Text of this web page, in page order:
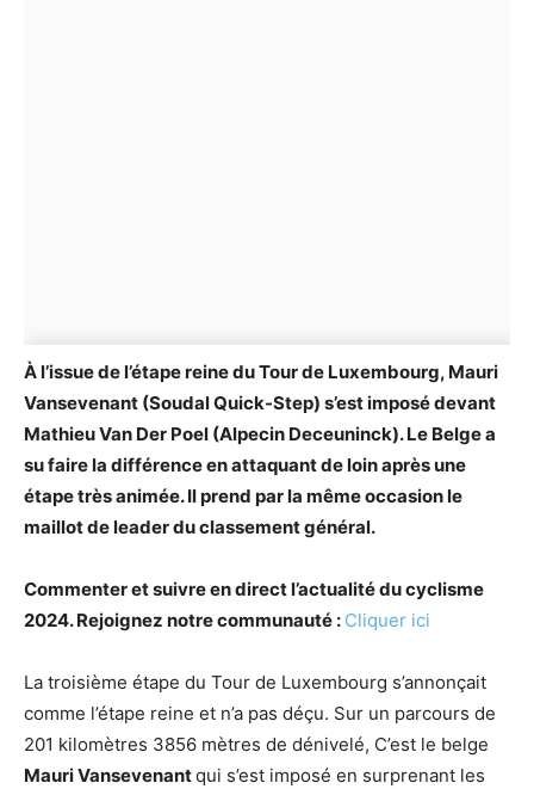
À l’issue de l’étape reine du Tour de Luxembourg, Mauri
Vansevenant (Soudal Quick-Step) s’est imposé devant
Mathieu Van Der Poel (Alpecin Deceuninck). Le Belge a
su faire la différence en attaquant de loin après une
étape très animée. Il prend par la même occasion le
maillot de leader du classement général.
Commenter et suivre en direct l’actualité du cyclisme
2024. Rejoignez notre communauté : Cliquer ici
La troisième étape du Tour de Luxembourg s’annonçait
comme l’étape reine et n’a pas déçu. Sur un parcours de
201 kilomètres 3856 mètres de dénivelé, C’est le belge
Mauri Vansevenantqui s’est imposé en surprenant les